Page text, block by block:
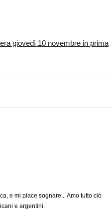
giovedì 10 novembre in prima
e mi piace sognare... Amo tutto ciò
e argentini.